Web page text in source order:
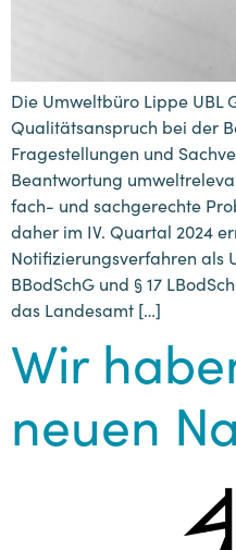
Die Umweltbüro Lippe UBL
Qualitätsanspruch bei der
Fragestellungen und
Beantwortung
fach- und sachgerechte
daher im IV. Quartal 2024
Notifizierungsverfahren als
BBodSchG und § 17
das Landesamt […]
Wir
neuen